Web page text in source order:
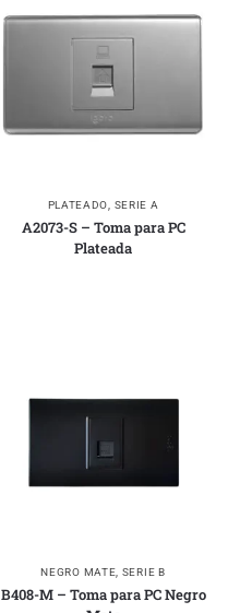
PLATEADO SERIE A
A2073-S – Toma para PC
Plateada
NEGRO MATE SERIE B
B408-M – Toma para PC Negro